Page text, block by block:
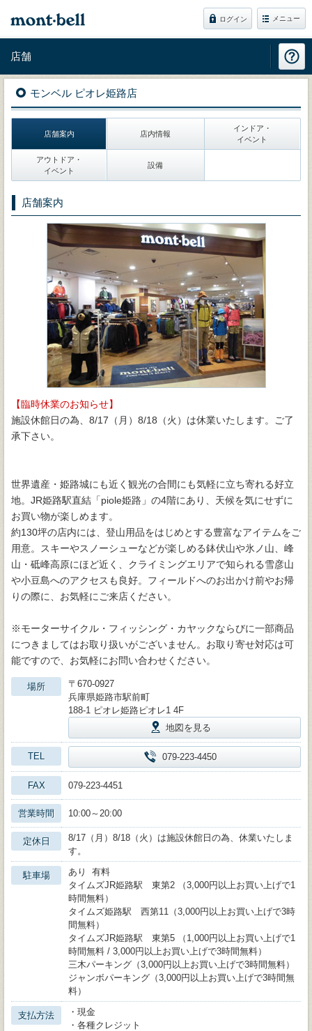
ログイン メニュー
店舗
モンベル ピオレ姫路店
店舗案内 店内情報
インドア・
イベント
アウトドア・
イベント
設備
店舗案内
【臨時休業のお知らせ】
施設休館日の為、8/17（月）8/18（火）は休業いたします。ご了
承下さい。
世界遺産・姫路城にも近く観光の合間にも気軽に立ち寄れる好立
地。JR姫路駅直結「piole姫路」の4階にあり、天候を気にせずに
お買い物が楽しめます。
約130坪の店内には、登山用品をはじめとする豊富なアイテムをご
用意。スキーやスノーシューなどが楽しめる鉢伏山や氷ノ山、峰
山・砥峰高原にほど近く、クライミングエリアで知られる雪彦山
や小豆島へのアクセスも良好。フィールドへのお出かけ前やお帰
りの際に、お気軽にご来店ください。
※モーターサイクル・フィッシング・カヤックならびに一部商品
につきましてはお取り扱いがございません。お取り寄せ対応は可
能ですので、お気軽にお問い合わせください。
場所
〒670-0927
兵庫県姫路市駅前町
188-1 ピオレ姫路ピオレ1 4F
地図を見る
TEL 079-223-4450
FAX 079-223-4451
営業時間 10:00～20:00
定休日
8/17（月）8/18（火）は施設休館日の為、休業いたしま
す。
駐車場
あり 有料
タイムズJR姫路駅 東第2 （3,000円以上お買い上げで1
時間無料）
タイムズ姫路駅 西第11（3,000円以上お買い上げで3時
間無料）
タイムズJR姫路駅 東第5 （1,000円以上お買い上げで1
時間無料 / 3,000円以上お買い上げで3時間無料）
三木パーキング（3,000円以上お買い上げで3時間無料）
ジャンボパーキング（3,000円以上お買い上げで3時間無
料）
支払方法
・現金
・各種クレジット